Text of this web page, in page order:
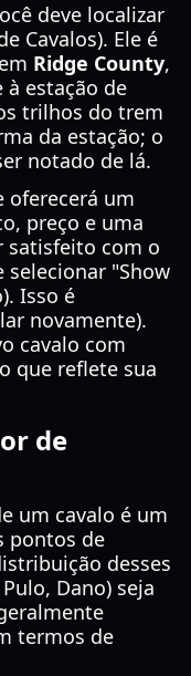
deve localizar
Cavalos). Ele é
Ridge County,
estação de
trilhos do trem
da estação; o
notado de lá.
oferecerá um
preço e uma
satisfeito com o
selecionar "Show
Isso é
novamente).
cavalo com
que reflete sua
de
um cavalo é um
pontos de
desses
Dano) seja
termos de